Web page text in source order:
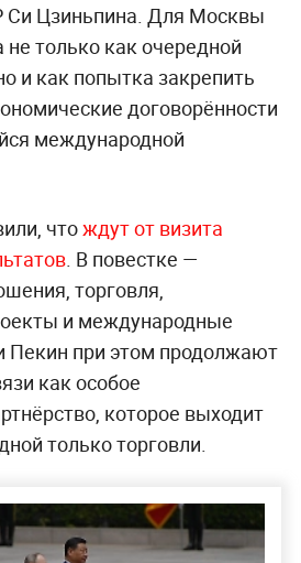
Си Цзиньпина. Для Москвы
только как очередной
и как попытка закрепить
договорённости
международной
чтождут от визита
. В повестке —
торговля,
и международные
Пекин при этом продолжают
как особое
которое выходит
только торговли.